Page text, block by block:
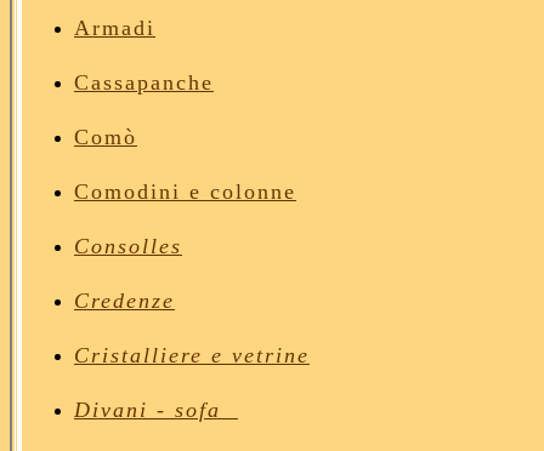
Armadi
Cassapanche
Comò
Comodini e colonne
Consolles
Credenze
Cristalliere e vetrine
Divan i - sofa